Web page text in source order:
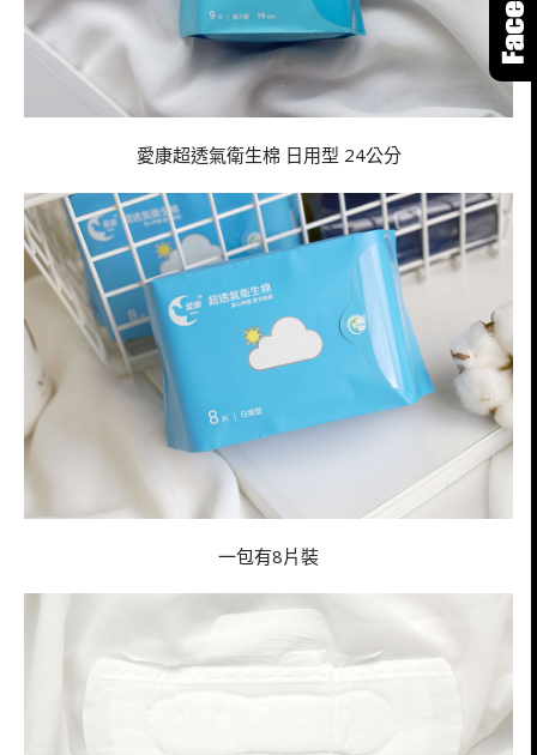
愛康超透氣衛生棉 日用型 24公分
一包有8片裝